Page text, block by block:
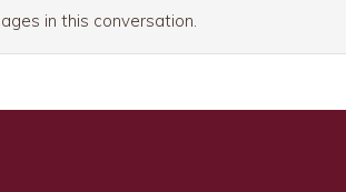
in this conversation.